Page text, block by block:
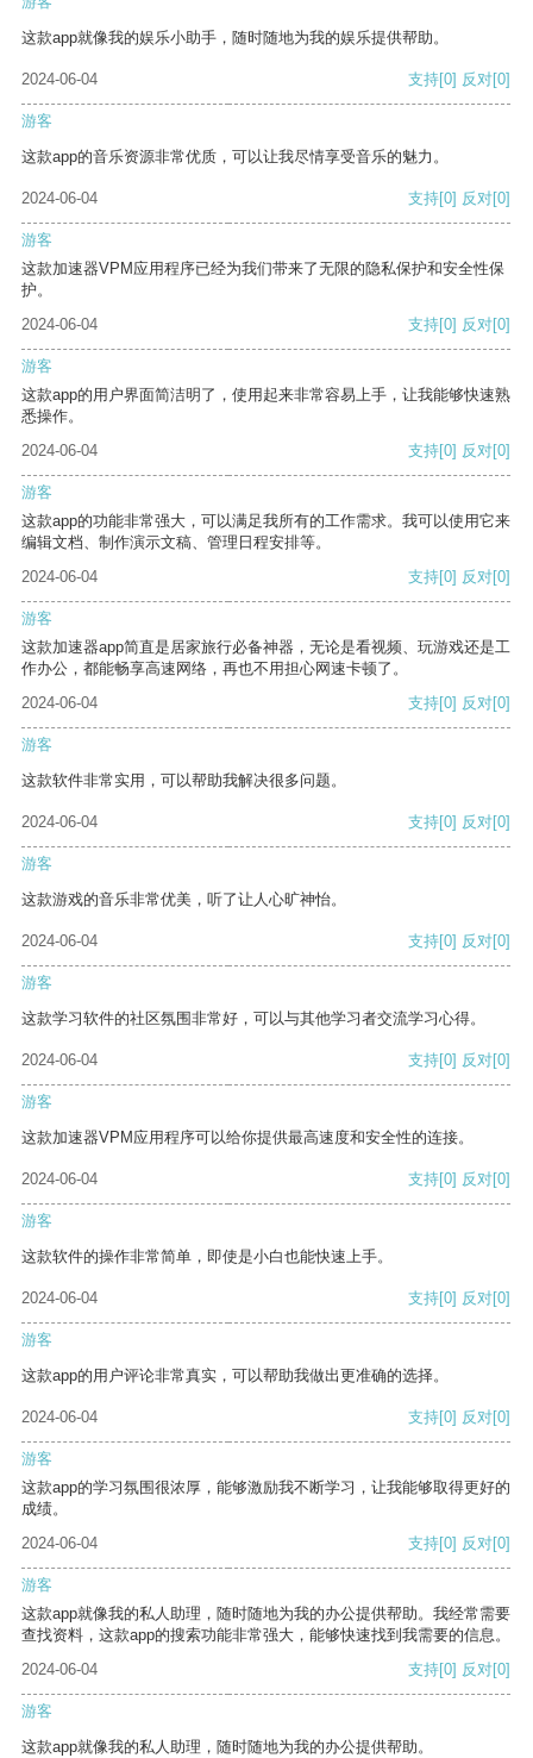
这款app就像我的娱乐小助手，随时随地为我的娱乐提供帮助。
2024-06-04 支持[0] 反对[0]
游客
这款app的音乐资源非常优质，可以让我尽情享受音乐的魅力。
2024-06-04 支持[0] 反对[0]
游客
这款加速器VPM应用程序已经为我们带来了无限的隐私保护和安全性保
护。
2024-06-04
支持[0] 反对[0]
游客
这款app的用户界面简洁明了，使用起来非常容易上手，让我能够快速熟
悉操作。
2024-06-04
支持[0] 反对[0]
游客
这款app的功能非常强大，可以满足我所有的工作需求。我可以使用它来
编辑文档、制作演示文稿、管理日程安排等。
2024-06-04
支持[0] 反对[0]
游客
这款加速器app简直是居家旅行必备神器，无论是看视频、玩游戏还是工
作办公，都能畅享高速网络，再也不用担心网速卡顿了。
2024-06-04
支持[0] 反对[0]
游客
这款软件非常实用，可以帮助我解决很多问题。
2024-06-04 支持[0] 反对[0]
游客
这款游戏的音乐非常优美，听了让人心旷神怡。
2024-06-04 支持[0] 反对[0]
游客
这款学习软件的社区氛围非常好，可以与其他学习者交流学习心得。
2024-06-04 支持[0] 反对[0]
游客
这款加速器VPM应用程序可以给你提供最高速度和安全性的连接。
2024-06-04 支持[0] 反对[0]
游客
这款软件的操作非常简单，即使是小白也能快速上手。
2024-06-04 支持[0] 反对[0]
游客
这款app的用户评论非常真实，可以帮助我做出更准确的选择。
2024-06-04 支持[0] 反对[0]
游客
这款app的学习氛围很浓厚，能够激励我不断学习，让我能够取得更好的
成绩。
2024-06-04
支持[0] 反对[0]
游客
这款app就像我的私人助理，随时随地为我的办公提供帮助。我经常需要
查找资料，这款app的搜索功能非常强大，能够快速找到我需要的信息。
2024-06-04
支持[0] 反对[0]
游客
这款app就像我的私人助理，随时随地为我的办公提供帮助。